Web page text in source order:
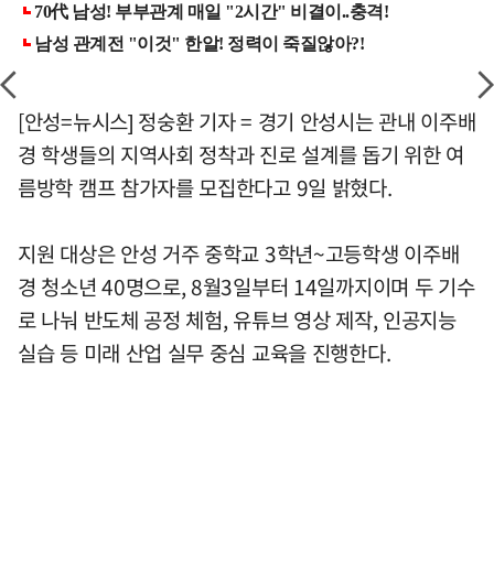
[안성=뉴시스] 정숭환 기자 = 경기 안성시는 관내 이주배
경 학생들의 지역사회 정착과 진로 설계를 돕기 위한 여
름방학 캠프 참가자를 모집한다고 9일 밝혔다.
지원 대상은 안성 거주 중학교 3학년~고등학생 이주배
경 청소년 40명으로, 8월3일부터 14일까지이며 두 기수
로 나눠 반도체 공정 체험, 유튜브 영상 제작, 인공지능
실습 등 미래 산업 실무 중심 교육을 진행한다.